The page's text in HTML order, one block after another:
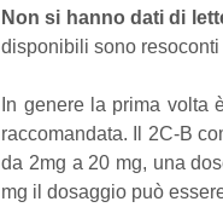
Non si hanno dati di
disponibili sono
In genere la prima volta
raccomandata. Il 2C-B
da 2mg a 20 mg, una
mg il dosaggio può